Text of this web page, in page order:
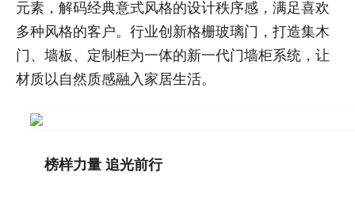
元素，解码经典意式风格的设计秩序感，满足喜欢
多种风格的客户。行业创新格栅玻璃门，打造集木
门、墙板、定制柜为一体的新一代门墙柜系统，让
材质以自然质感融入家居生活。
榜样力量 追光前行